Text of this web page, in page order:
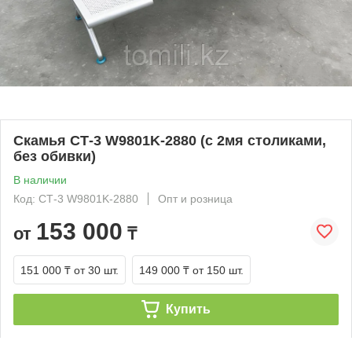
Скамья СТ-3 W9801K-2880 (с 2мя столиками,
без обивки)
В наличии
Код: СТ-3 W9801K-2880
Опт и розница
от 153 000 ₸
151 000 ₸ от 30 шт. 149 000 ₸ от 150 шт.
Купить